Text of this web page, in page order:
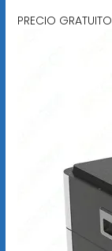
PRECIO GRATUITO